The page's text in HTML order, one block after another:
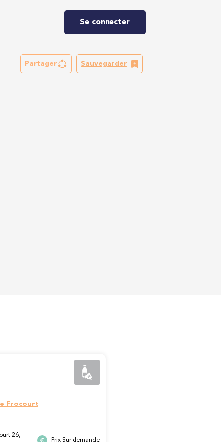
Se connecter
Partager Sauvegarder
Frocourt
26,
Prix Sur demande